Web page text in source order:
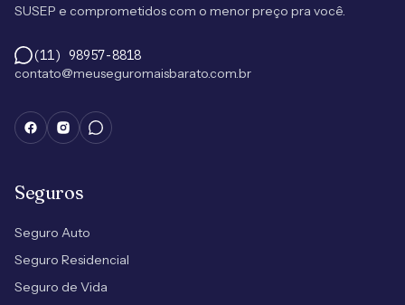
SUSEP e comprometidos com o menor preço pra você.
(11) 98957-8818
contato@meuseguromaisbarato.com.br
Seguros
Seguro Auto
Seguro Residencial
Seguro de Vida